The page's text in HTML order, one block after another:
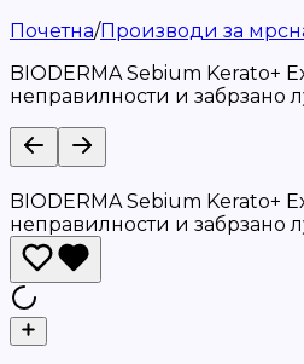
Почетна/Производи за
BIODERMA Sebium Kerato+
неправилности и забрзано
BIODERMA Sebium Kerato+
неправилности и забрзано